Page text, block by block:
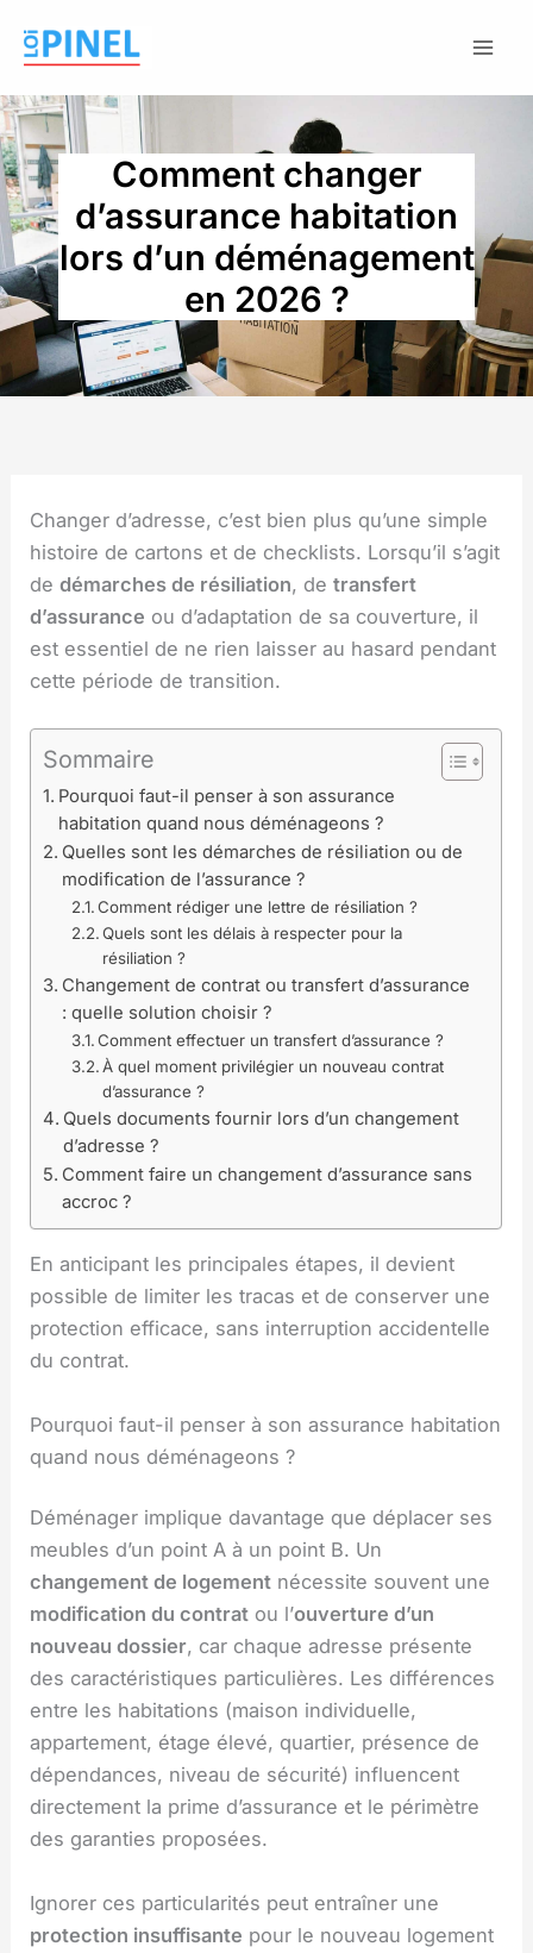
Comment changer
d’assurance habitation
lors d’un déménagement
en 2026 ?
Changer d’adresse, c’est bien plus qu’une simple
histoire de cartons et de checklists. Lorsqu’il s’agit
dedémarches de résiliation, detransfert
d’assurance ou d’adaptation de sa couverture, il
est essentiel de ne rien laisser au hasard pendant
cette période de transition.
Sommaire
Pourquoi faut-il penser à son assurance
habitation quand nous déménageons ?
Quelles sont les démarches de résiliation ou de
modification de l’assurance ?
Comment rédiger une lettre de résiliation ?
Quels sont les délais à respecter pour la
résiliation ?
Changement de contrat ou transfert d’assurance
: quelle solution choisir ?
Comment effectuer un transfert d’assurance ?
À quel moment privilégier un nouveau contrat
d’assurance ?
Quels documents fournir lors d’un changement
d’adresse ?
Comment faire un changement d’assurance sans
accroc ?
En anticipant les principales étapes, il devient
possible de limiter les tracas et de conserver une
protection efficace, sans interruption accidentelle
du contrat.
Pourquoi faut-il penser à son assurance habitation
quand nous déménageons ?
Déménager implique davantage que déplacer ses
meubles d’un point A à un point B. Un
changement de logement nécessite souvent une
modification du contrat ou l’ouverture d’un
nouveau dossier, car chaque adresse présente
des caractéristiques particulières. Les différences
entre les habitations (maison individuelle,
appartement, étage élevé, quartier, présence de
dépendances, niveau de sécurité) influencent
directement la prime d’assurance et le périmètre
des garanties proposées.
Ignorer ces particularités peut entraîner une
protection insuffisante pour le nouveau logement